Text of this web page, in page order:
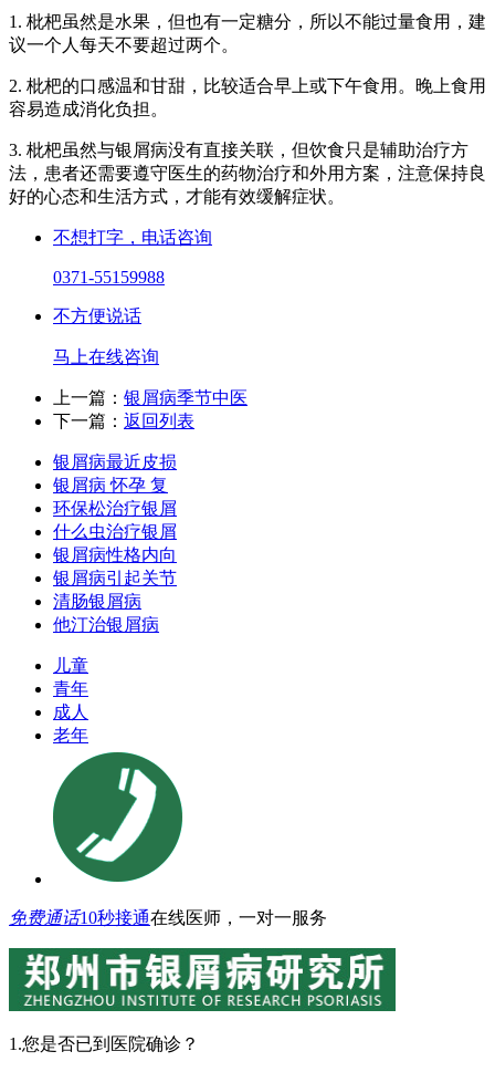
1. 枇杷虽然是水果，但也有一定糖分，所以不能过量食用，建
议一个人每天不要超过两个。
2. 枇杷的口感温和甘甜，比较适合早上或下午食用。晚上食用
容易造成消化负担。
3. 枇杷虽然与银屑病没有直接关联，但饮食只是辅助治疗方
法，患者还需要遵守医生的药物治疗和外用方案，注意保持良
好的心态和生活方式，才能有效缓解症状。
不想打字，电话咨询
0371-55159988
不方便说话
马上在线咨询
上一篇： 银屑病季节中医
下一篇： 返回列表
银屑病最近皮损
银屑病 怀孕 复
环保松治疗银屑
什么虫治疗银屑
银屑病性格内向
银屑病引起关节
清肠银屑病
他汀治银屑病
儿童
青年
成人
老年
免费通话10秒接通在线医师，一对一服务
1.您是否已到医院确诊？